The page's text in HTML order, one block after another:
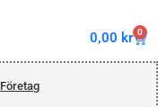
0,00 kr 0
Företag